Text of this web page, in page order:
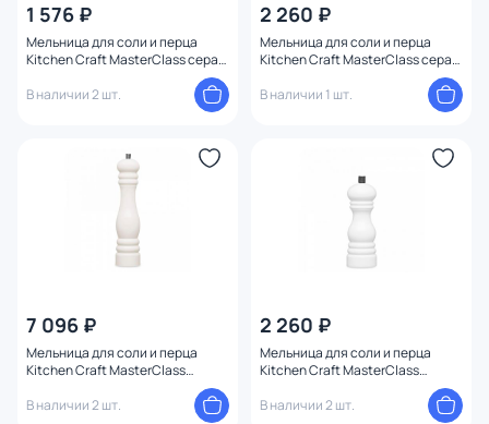
1 576 ₽
Мельница для соли и перца
Kitchen Craft MasterClass серая
В наличии 2 шт.
2 260 ₽
Мельница для соли и перца
Kitchen Craft MasterClass серая
В наличии 1 шт.
7 096 ₽
Мельница для соли и перца
Kitchen Craft MasterClass
В наличии 2 шт.
2 260 ₽
Мельница для соли и перца
Kitchen Craft MasterClass
В наличии 2 шт.